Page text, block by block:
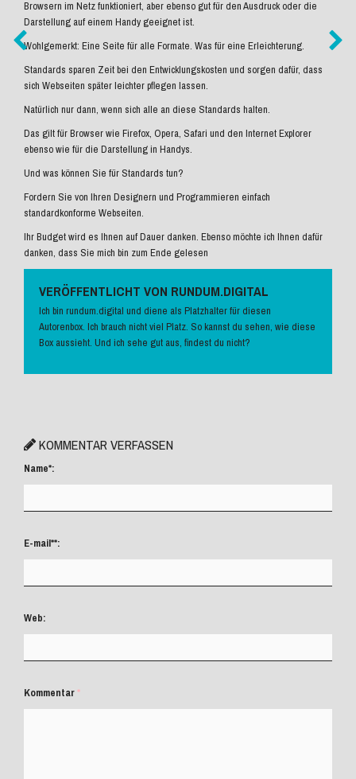
Browsern im Netz funktioniert, aber ebenso gut für den Ausdruck oder die
Darstellung auf einem Handy geeignet ist.
Wohlgemerkt: Eine Seite für alle Formate. Was für eine Erleichterung.
Standards sparen Zeit bei den Entwicklungskosten und sorgen dafür, dass
sich Webseiten später leichter pflegen lassen.
Natürlich nur dann, wenn sich alle an diese Standards halten.
Das gilt für Browser wie Firefox, Opera, Safari und den Internet Explorer
ebenso wie für die Darstellung in Handys.
Und was können Sie für Standards tun?
Fordern Sie von Ihren Designern und Programmieren einfach
standardkonforme Webseiten.
Ihr Budget wird es Ihnen auf Dauer danken. Ebenso möchte ich Ihnen dafür
danken, dass Sie mich bin zum Ende gelesen
VERÖFFENTLICHT VON RUNDUM.DIGITAL
Ich bin rundum.digital und diene als Platzhalter für diesen
Autorenbox. Ich brauch nicht viel Platz. So kannst du sehen, wie diese
Box aussieht. Und ich sehe gut aus, findest du nicht?
KOMMENTAR VERFASSEN
Name*:
E-mail**:
Web:
Kommentar*